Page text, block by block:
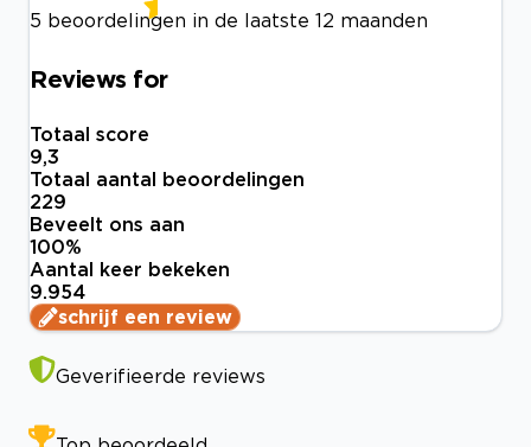
5 beoordelingen in de laatste 12 maanden
Reviews for
Totaal score
9,3
Totaal aantal beoordelingen
229
Beveelt ons aan
100%
Aantal keer bekeken
9.954
schrijf een review
Geverifieerde reviews